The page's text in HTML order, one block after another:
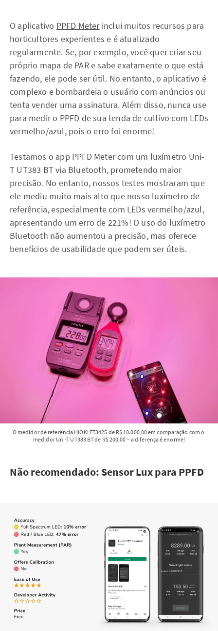
O aplicativo PPFD Meterinclui muitos recursos para
horticultores experientes e é atualizado
regularmente. Se, por exemplo, você quer criar seu
próprio mapa de PAR e sabe exatamente o que está
fazendo, ele pode ser útil. No entanto, o aplicativo é
complexo e bombardeia o usuário com anúncios ou
tenta vender uma assinatura. Além disso, nunca use
para medir o PPFD de sua tenda de cultivo com LEDs
vermelho/azul, pois o erro foi enorme!
Testamos o app PPFD Meter com um luxímetro Uni-
T UT383 BT via Bluetooth, prometendo maior
precisão. No entanto, nossos testes mostraram que
ele mediu muito mais alto que nosso luxímetro de
referência, especialmente com LEDs vermelho/azul,
apresentando um erro de 221%! O uso do luxímetro
Bluetooth não aumentou a precisão, mas oferece
benefícios de usabilidade que podem ser úteis.
O medidor de referência HIOKI FT3425 de R$ 10.000,00 em comparação com o
medidor Uni-T UT383 BT de R$ 200,00 – a diferença é enorme!
Não recomendado: Sensor Lux para PPFD